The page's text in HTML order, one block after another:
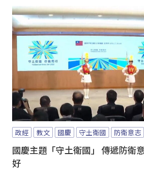
政經 教文 國慶 守土衛國 防衛意志
國慶主題「守土衛國」 傳遞防衛
好